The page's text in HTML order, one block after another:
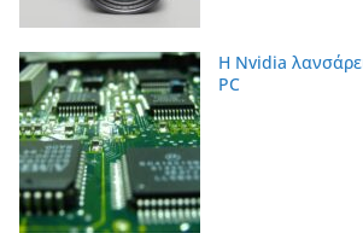
Η Nvidia
PC